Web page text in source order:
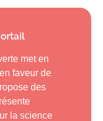
met en
faveur de
des
la science